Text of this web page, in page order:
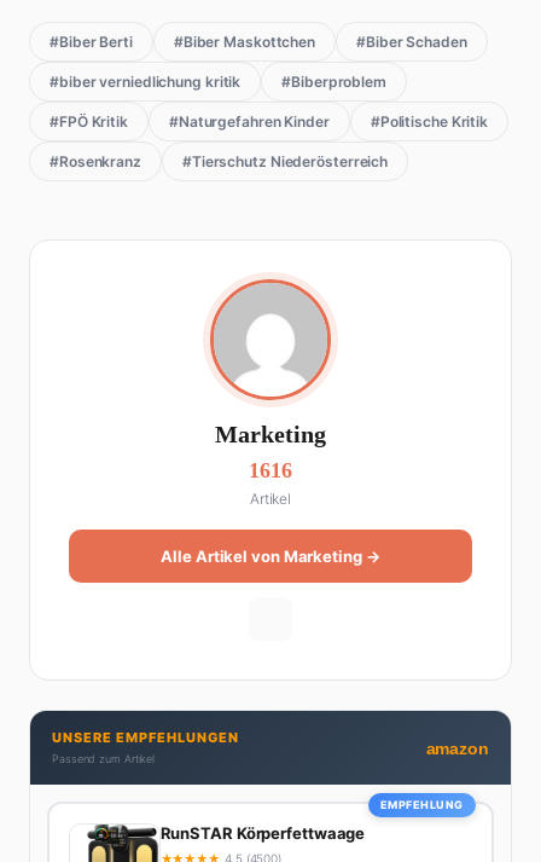
#Biber Berti #Biber Maskottchen #Biber Schaden
#biber verniedlichung kritik #Biberproblem
#FPÖ Kritik #Naturgefahren Kinder #Politische Kritik
#Rosenkranz #Tierschutz Niederösterreich
Marketing
1616
Artikel
Alle Artikel von Marketing →
UNSERE EMPFEHLUNGEN
Passend zum Artikel
amazon
EMPFEHLUNG
RunSTAR Körperfettwaage
★★★★★ 4.5 (4500)